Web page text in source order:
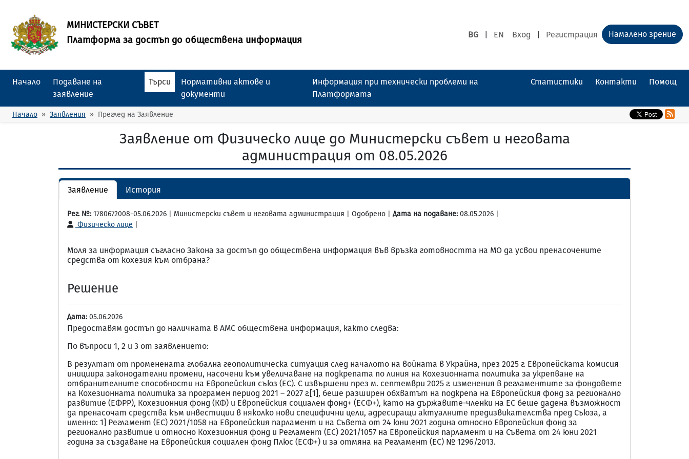
МИНИСТЕРСКИ СЪВЕТ
Платформа за достъп до обществена информация
BG EN Вход Регистрация Намалено зрение
Начало
Подаване на
заявление
Търси
Нормативни актове и
документи
Информация при технически проблеми на
Платформата
Статистики Контакти Помощ
Начало Заявления Преглед на Заявление
Заявление от Физическо лице до Министерски съвет и неговата
администрация от 08.05.2026
Заявление История
Рег. №: 1780672008-05.06.2026 | Министерски съвет и неговата администрация | Одобрено | Дата на подаване: 08.05.2026 |
Физическо лице
Моля за информация съгласно Закона за достъп до обществена информация във връзка готовността на МО да усвои пренасочените
средства от кохезия към отбрана?
Решение
Дата: 05.06.2026
Предоставям достъп до наличната в АМС обществена информация, както следва:
По въпроси 1, 2 и 3 от заявлението:
В резултат от променената глобална геополитическа ситуация след началото на войната в Украйна, през 2025 г. Европейската комисия
инициира законодателни промени, насочени към увеличаване на подкрепата по линия на Кохезионната политика за укрепване на
отбранителните способности на Европейския съюз (ЕС). С извършени през м. септември 2025 г. изменения в регламентите за фондовете
на Кохезионната политика за програмен период 2021 – 2027 г.[1], беше разширен обхватът на подкрепа на Европейския фонд за регионално
развитие (ЕФРР), Кохезионния фонд (КФ) и Европейския социален фонд+ (ЕСФ+), като на държавите-членки на ЕС беше дадена възможност
да пренасочат средства към инвестиции в няколко нови специфични цели, адресиращи актуалните предизвикателства пред Съюза, а
именно: 1] Регламент (ЕС) 2021/1058 на Европейския парламент и на Съвета от 24 юни 2021 година относно Европейския фонд за
регионално развитие и относно Кохезионния фонд и Регламент (ЕС) 2021/1057 на Европейския парламент и на Съвета от 24 юни 2021
година за създаване на Европейския социален фонд Плюс (ЕСФ+) и за отмяна на Регламент (ЕС) № 1296/2013.